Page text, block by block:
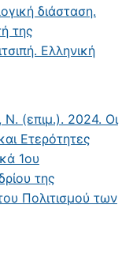
διάσταση.
της
Ελληνική
Ν. (επιμ.). 2024. Οι
Ετερότητες
1ου
της
Πολιτισμού των